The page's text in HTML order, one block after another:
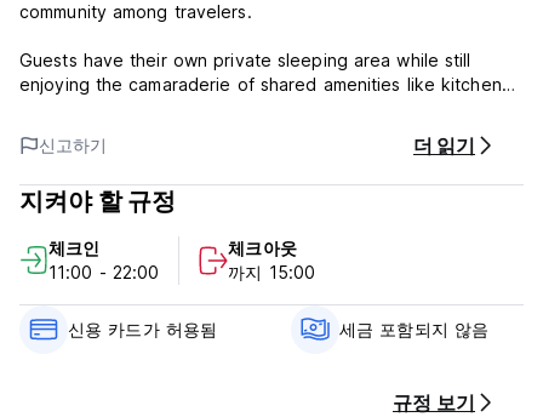
community among travelers.
Guests have their own private sleeping area while still
enjoying the camaraderie of shared amenities like kitchen
Commune pods often attract like-minded individuals looking
to connect with others, share stories, and explore together.
backpackers, and those seeking a more social travel
experience.
House Rules:
cancellation or No Show, you will be charged the first night
신고하기 더 읽기
지켜야 할 규정
체크인
11:00 - 22:00
체크아웃
까지 15:00
신용 카드가 허용됨 세금 포함되지 않음
규정 보기